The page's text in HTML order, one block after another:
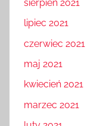
sierpień 2021
lipiec 2021
czerwiec 2021
maj 2021
kwiecień 2021
marzec 2021